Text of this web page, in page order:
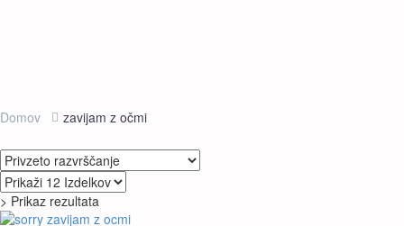
Domov zavijam z očmi
> Prikaz rezultata